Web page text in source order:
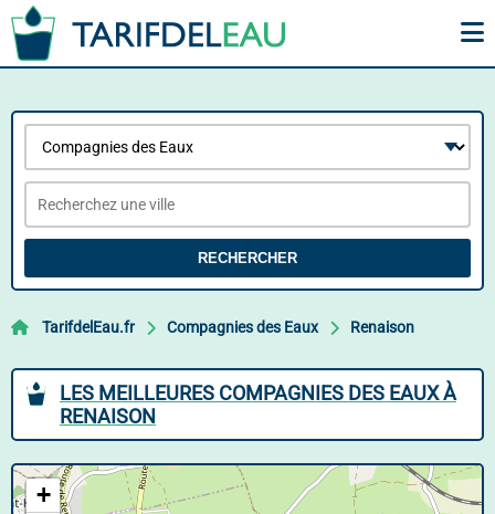
RECHERCHER
TarifdelEau.fr Compagnies des Eaux Renaison
LES MEILLEURES COMPAGNIES DES EAUX À
RENAISON
+